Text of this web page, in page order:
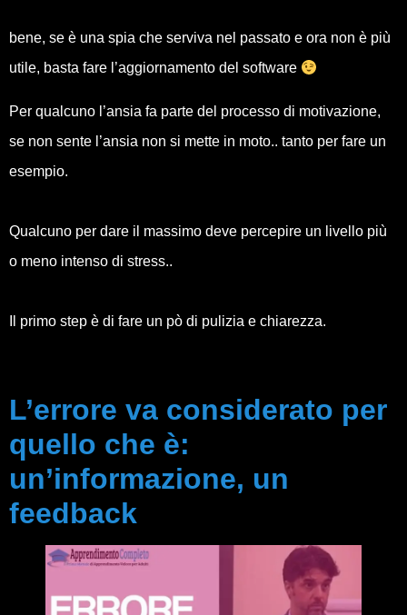
bene, se è una spia che serviva nel passato e ora non è più
utile, basta fare l’aggiornamento del software
Per qualcuno l’ansia fa parte del processo di motivazione,
se non sente l’ansia non si mette in moto.. tanto per fare un
esempio.
Qualcuno per dare il massimo deve percepire un livello più
o meno intenso di stress..
Il primo step è di fare un pò di pulizia e chiarezza.
L’errore va considerato per
quello che è:
un’informazione, un
feedback